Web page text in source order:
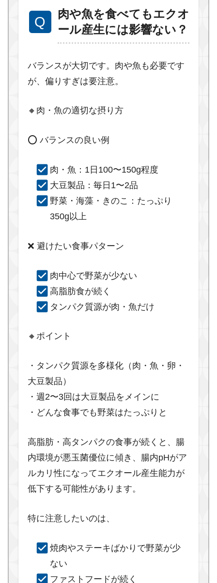
肉や魚を食べてもエクオ
ール産生には影響ない？
バランスが大切です。肉や魚も必要です
が、偏りすぎは要注意。
🔸肉・魚の適切な摂り方
⭕ バランスの良い例
肉・魚：1日100〜150g程度
大豆製品：毎日1〜2品
野菜・海藻・きのこ：たっぷり
350g以上
❌ 避けたい食事パターン
肉中心で野菜が少ない
高脂肪食が続く
タンパク質源が肉・魚だけ
🔸ポイント
・タンパク質源を多様化（肉・魚・卵・
大豆製品）
・週2〜3回は大豆製品をメインに
・どんな食事でも野菜はたっぷりと
高脂肪・高タンパクの食事が続くと、腸
内環境が悪玉菌優位に傾き、腸内pHがア
ルカリ性になってエクオール産生能力が
低下する可能性があります。
特に注意したいのは、
焼肉やステーキばかりで野菜が少
ない
ファストフードが続く